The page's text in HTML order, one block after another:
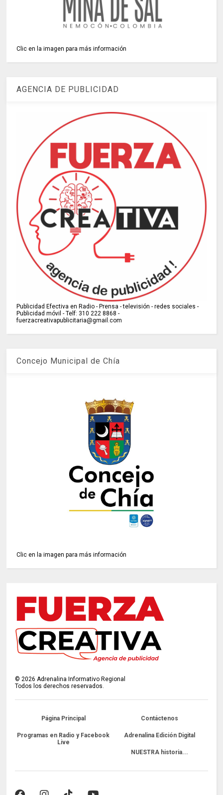
Clic en la imagen para más información
AGENCIA DE PUBLICIDAD
Publicidad Efectiva en Radio - Prensa - televisión - redes sociales -
Publicidad móvil - Telf: 310 222 8868 -
fuerzacreativapublicitaria@gmail.com
Concejo Municipal de Chía
Clic en la imagen para más información
© 2026 Adrenalina Informativo Regional
Todos los derechos reservados.
Página Principal Contáctenos
Programas en Radio y Facebook
Live
Adrenalina Edición Digital
NUESTRA historia...